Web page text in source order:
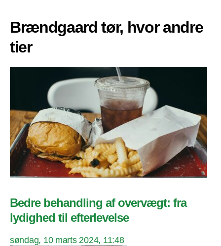
Brændgaard tør, hvor andre
tier
Bedre behandling af overvægt: fra
lydighed til efterlevelse
søndag, 10 marts 2024, 11:48